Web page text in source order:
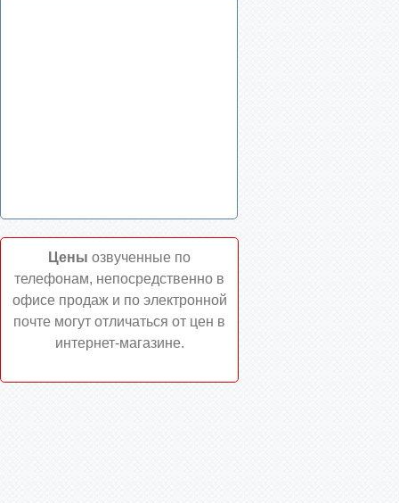
Цены озвученные по
телефонам, непосредственно в
офисе продаж и по электронной
почте могут отличаться от цен в
интернет-магазине.